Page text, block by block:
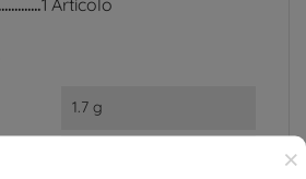
1.7 g
×